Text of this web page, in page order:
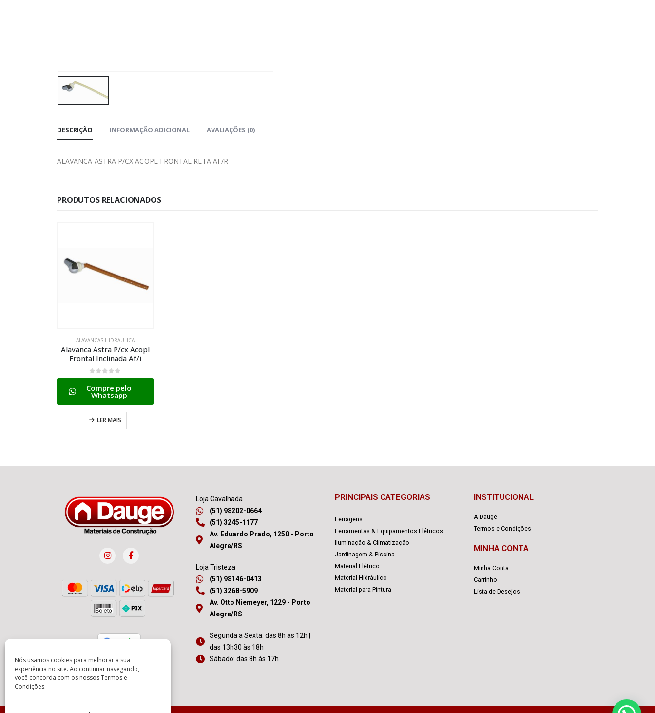
Nós usamos cookies para melhorar a sua
experiência no site. Ao continuar navegando,
você concorda com os nossosTermos e
Condições.
DESCRIÇÃO INFORMAÇÃO ADICIONAL AVALIAÇÕES (0)
ALAVANCA ASTRA P/CX ACOPL FRONTAL RETA AF/R
PRODUTOS RELACIONADOS
ALAVANCAS HIDRAULICA
Alavanca Astra P/cx Acopl
Frontal Inclinada Af/i
0de 5
Compre pelo
Whatsapp
LER MAIS
Loja Cavalhada
(51) 98202-0664
(51) 3245-1177
Av. Eduardo Prado, 1250 - Porto
Alegre/RS
Loja Tristeza
(51) 98146-0413
(51) 3268-5909
Av. Otto Niemeyer, 1229 - Porto
Alegre/RS
Segunda a Sexta: das 8h as 12h |
das 13h30 às 18h
Sábado: das 8h às 17h
PRINCIPAIS CATEGORIAS
Ferragens
Ferramentas & Equipamentos Elétricos
Iluminação & Climatização
Jardinagem & Piscina
Material Elétrico
Material Hidráulico
Material para Pintura
INSTITUCIONAL
A Dauge
Termos e Condições
MINHA CONTA
Minha Conta
Carrinho
Lista de Desejos